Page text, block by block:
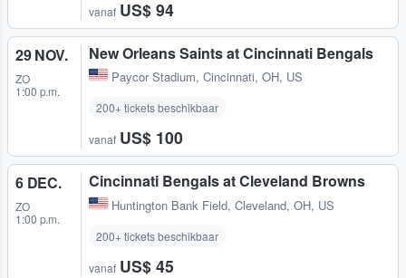
vanaf US$ 94
29 NOV.
ZO
1:00 p.m.
New Orleans Saints at Cincinnati Bengals
Paycor Stadium, Cincinnati, OH, US
200+ tickets beschikbaar
vanaf US$ 100
6 DEC.
ZO
1:00 p.m.
Cincinnati Bengals at Cleveland Browns
Huntington Bank Field, Cleveland, OH, US
200+ tickets beschikbaar
vanaf US$ 45